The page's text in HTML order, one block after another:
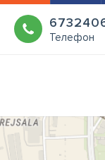
Телефон